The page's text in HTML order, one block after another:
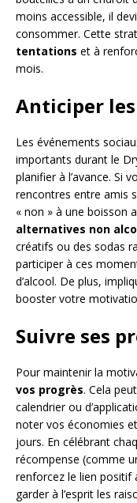
moins accessible, il
consommer. Cette
tentations et à
mois.
Anticiper
Les événements
importants durant le
planifier à l’avance. Si
rencontres entre amis
« non » à une boisson
alternatives non
créatifs ou des sodas
participer à ces
d’alcool. De plus,
booster votre
Suivre ses
Pour maintenir la
vos progrès. Cela
calendrier ou
noter vos économies
jours. En célébrant
récompense (comme
renforcez le lien positif
garder à l’esprit les